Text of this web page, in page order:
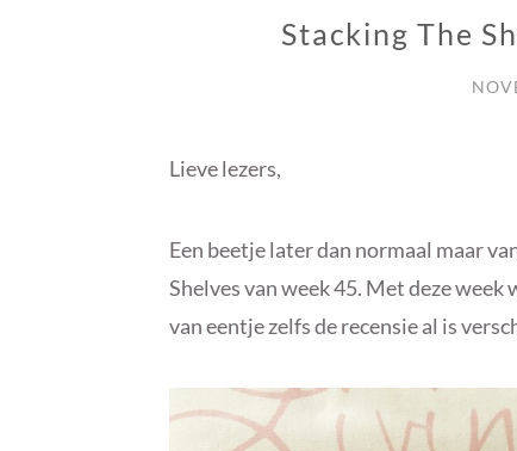
Stacking The
Lieve lezers,
Een beetje later dan normaal maar
Shelves van week 45. Met deze
van eentje zelfs de recensie al is